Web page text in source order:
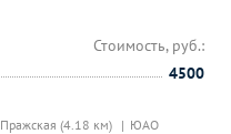
Пражская (4.18 км) ЮАО
Стоимость, руб.:
4500